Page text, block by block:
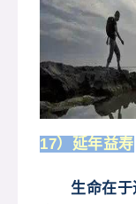
17）延年益寿
生命在于